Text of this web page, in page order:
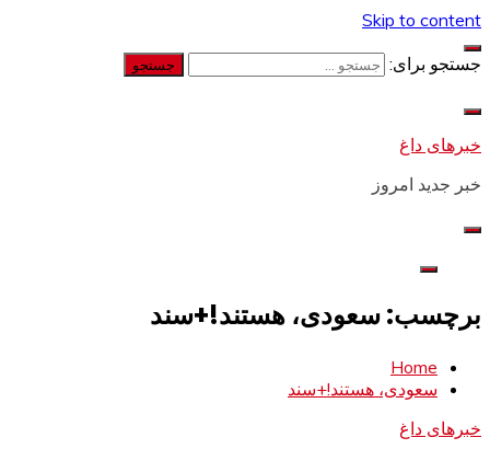
Skip to content
جستجو برای:
خبرهای داغ
خبر جدید امروز
برچسب: سعودی، هستند!+سند
Home
سعودی، هستند!+سند
خبرهای داغ